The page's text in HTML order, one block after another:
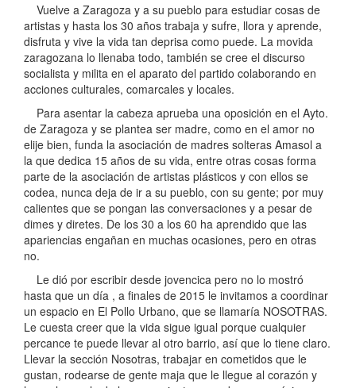
Vuelve a Zaragoza y a su pueblo para estudiar cosas de
artistas y hasta los 30 años trabaja y sufre, llora y aprende,
disfruta y vive la vida tan deprisa como puede. La movida
zaragozana lo llenaba todo, también se cree el discurso
socialista y milita en el aparato del partido colaborando en
acciones culturales, comarcales y locales.
Para asentar la cabeza aprueba una oposición en el Ayto.
de Zaragoza y se plantea ser madre, como en el amor no
elije bien, funda la asociación de madres solteras Amasol a
la que dedica 15 años de su vida, entre otras cosas forma
parte de la asociación de artistas plásticos y con ellos se
codea, nunca deja de ir a su pueblo, con su gente; por muy
calientes que se pongan las conversaciones y a pesar de
dimes y diretes. De los 30 a los 60 ha aprendido que las
apariencias engañan en muchas ocasiones, pero en otras
no.
Le dió por escribir desde jovencica pero no lo mostró
hasta que un día , a finales de 2015 le invitamos a coordinar
un espacio en El Pollo Urbano, que se llamaría NOSOTRAS.
Le cuesta creer que la vida sigue igual porque cualquier
percance te puede llevar al otro barrio, así que lo tiene claro.
Llevar la sección Nosotras, trabajar en cometidos que le
gustan, rodearse de gente maja que le llegue al corazón y